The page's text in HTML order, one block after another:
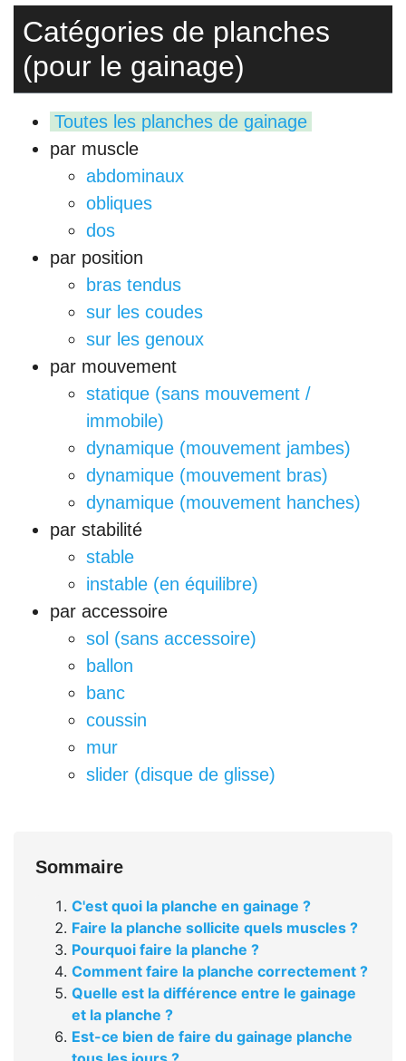
Catégories de planches
(pour le gainage)
Toutes les planches de gainage
par muscle
abdominaux
obliques
dos
par position
bras tendus
sur les coudes
sur les genoux
par mouvement
statique (sans mouvement /
immobile)
dynamique (mouvement jambes)
dynamique (mouvement bras)
dynamique (mouvement hanches)
par stabilité
stable
instable (en équilibre)
par accessoire
sol (sans accessoire)
ballon
banc
coussin
mur
slider (disque de glisse)
Sommaire
C'est quoi la planche en gainage ?
Faire la planche sollicite quels muscles ?
Pourquoi faire la planche ?
Comment faire la planche correctement ?
Quelle est la différence entre le gainage
et la planche ?
Est-ce bien de faire du gainage planche